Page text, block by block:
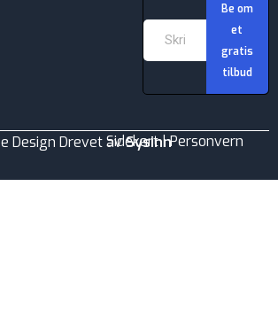
Be om
et
gratis
tilbud
Design Drevet avSysinn
Sidekart|Personvern